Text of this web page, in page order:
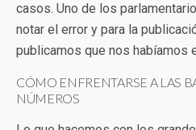
casos. Uno de los
notar el error y para la
publicamos que nos habíamos
CÓMO ENFRENTARSE A LAS
NÚMEROS